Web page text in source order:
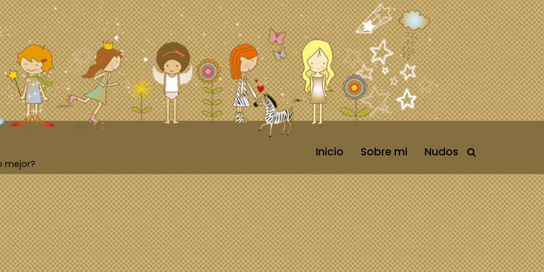
mejor?
Inicio Sobre mi Nudos